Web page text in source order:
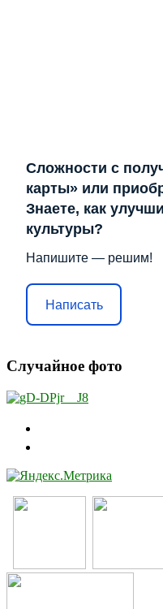
Сложности с
карты» или
Знаете, как
культуры?
Напишите — решим!
Написать
Случайное фото